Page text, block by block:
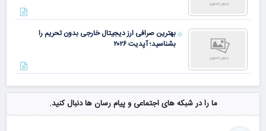
بهترین صرافی ارز دیجیتال خارجی بدون تحریم را
بشناسید؛ آپدیت ۲۰۲۶
ما را در شبکه های اجتماعی و پیام رسان ها دنبال کنید.